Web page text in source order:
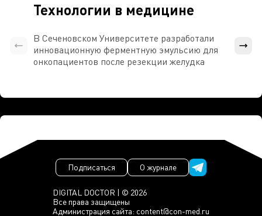
Технологии в медицине
В Сеченовском Университете разработали
инновационную ферментную эмульсию для
онкопациентов после резекции желудка
DIGITAL DOCTOR | © 2026
Все права защищены
Администрация сайта: content@con-med.ru
Подписаться О журнале